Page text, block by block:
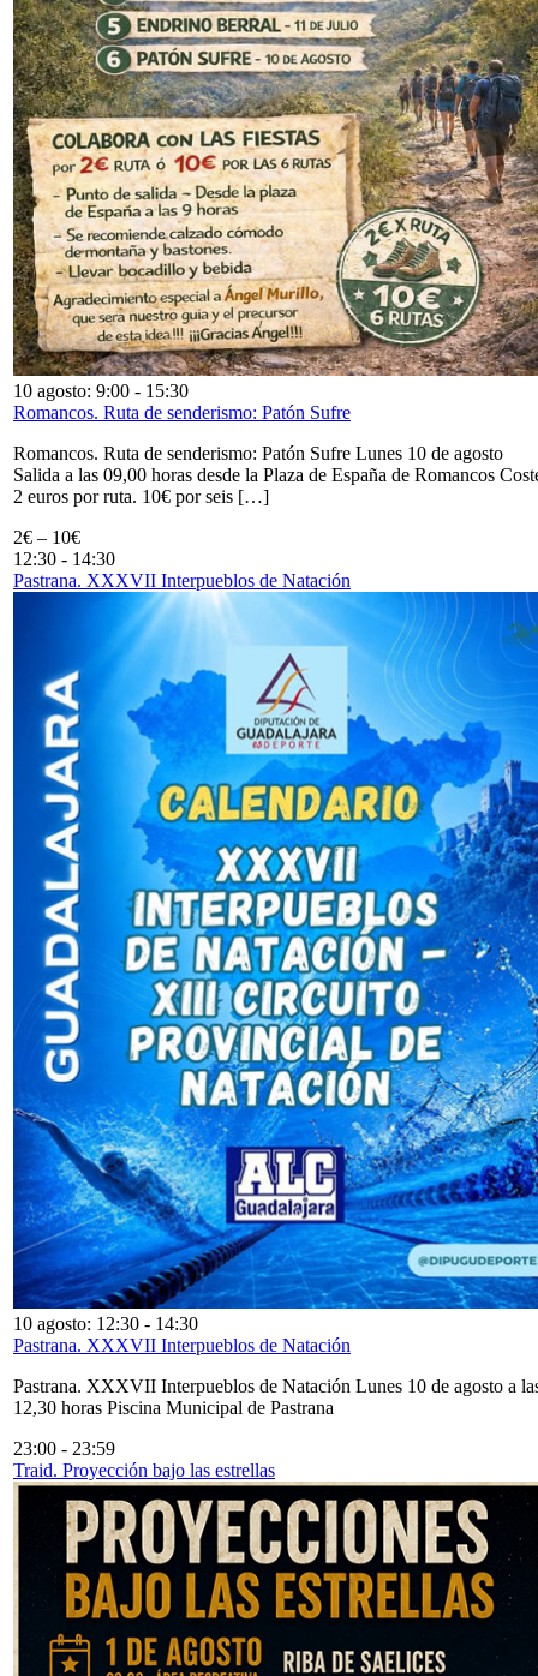
10 agosto: 9:00 - 15:30
Romancos. Ruta de senderismo: Patón Sufre
Romancos. Ruta de senderismo: Patón Sufre Lunes 10 de agosto
Salida a las 09,00 horas desde la Plaza de España de Romancos
2 euros por ruta. 10€ por seis […]
2€ – 10€
12:30 - 14:30
Pastrana. XXXVII Interpueblos de Natación
10 agosto: 12:30 - 14:30
Pastrana. XXXVII Interpueblos de Natación
Pastrana. XXXVII Interpueblos de Natación Lunes 10 de agosto a
12,30 horas Piscina Municipal de Pastrana
23:00 - 23:59
Traid. Proyección bajo las estrellas